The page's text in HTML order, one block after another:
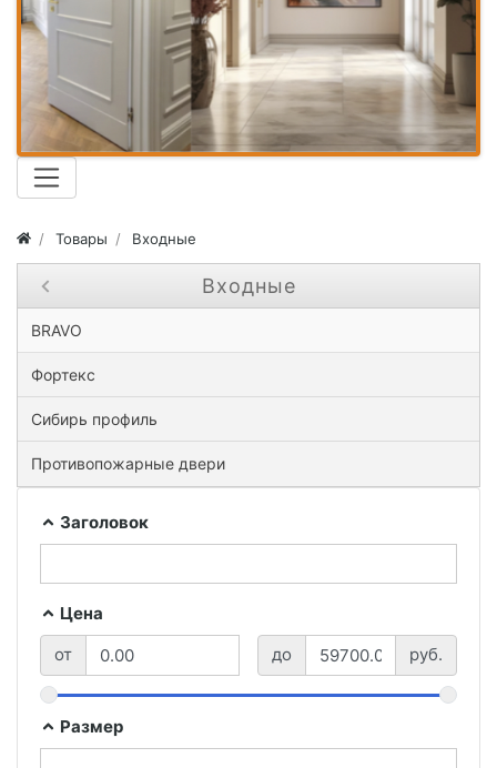
Товары Входные
Close submenu ( Входные )
Входные
BRAVO
Фортекс
Сибирь профиль
Противопожарные двери
Заголовок
Цена
от
до руб.
Размер